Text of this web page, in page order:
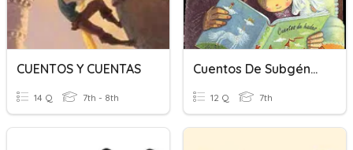
CUENTOS Y CUENTAS
14 Q 7th - 8th
Cuentos De Subgéneros Narrativos
12 Q 7th